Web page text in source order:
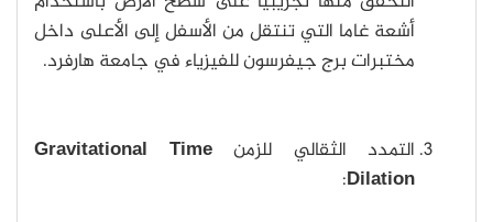
أشعة غاما التي تنتقل من الأسفل إلى الأعلى داخل
مختبرات برج جيفرسون للفيزياء في جامعة هارفرد.
التمدد الثقالي للزمن
Gravitational Time
Dilation
: